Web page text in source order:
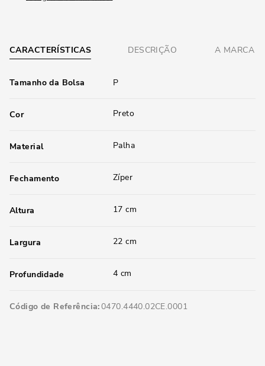
CARACTERÍSTICAS DESCRIÇÃO A MARCA
Tamanho da Bolsa P
Cor Preto
Material Palha
Fechamento Zíper
Altura 17 cm
Largura 22 cm
Profundidade 4 cm
Código de Referência 0470.4440.02CE.0001